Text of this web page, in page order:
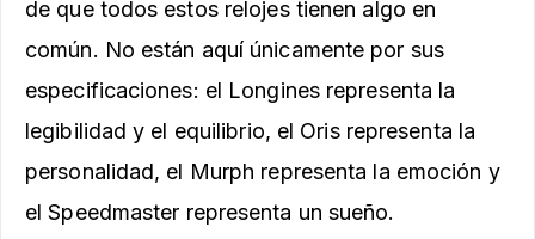
de que todos estos relojes tienen algo en
común. No están aquí únicamente por sus
especificaciones: el Longines representa la
legibilidad y el equilibrio, el Oris representa la
personalidad, el Murph representa la emoción y
el Speedmaster representa un sueño.